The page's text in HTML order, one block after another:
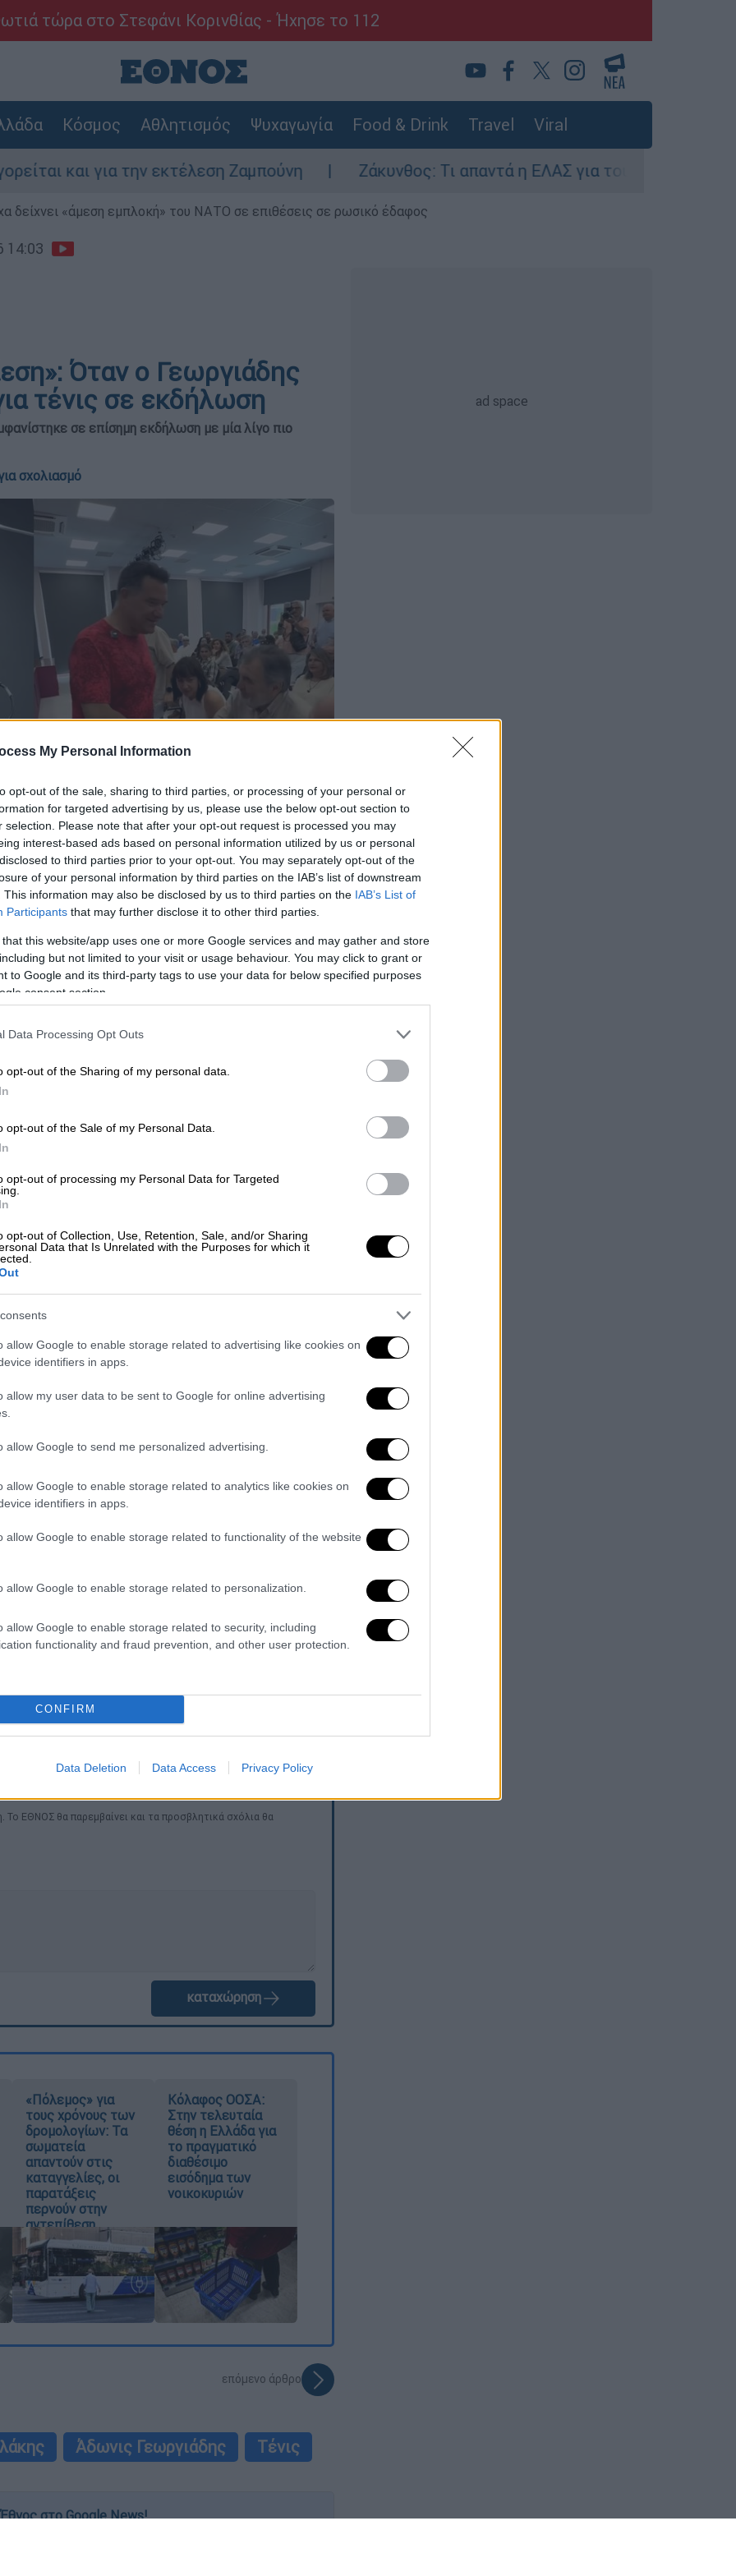
My Personal Information
opt-out of the sale, sharing to third parties, or processing of your personal or
for targeted advertising by us, please use the below opt-out section to
selection. Please note that after your opt-out request is processed you may
interest-based ads based on personal information utilized by us or personal
to third parties prior to your opt-out. You may separately opt-out of the
of your personal information by third parties on the IAB’s list of downstream
This information may also be disclosed by us to third parties on the IAB’s List of
Participants that may further disclose it to other third parties.
that this website/app uses one or more Google services and may gather and store
but not limited to your visit or usage behaviour. You may click to grant or
to Google and its third-party tags to use your data for below specified purposes
consent section.
Data Processing Opt Outs
opt-out of the Sharing of my personal data.
opt-out of the Sale of my Personal Data.
opt-out of processing my Personal Data for Targeted
opt-out of Collection, Use, Retention, Sale, and/or Sharing
Data that Is Unrelated with the Purposes for which it
allow Google to enable storage related to advertising like cookies on
identifiers in apps.
allow my user data to be sent to Google for online advertising
allow Google to send me personalized advertising.
allow Google to enable storage related to analytics like cookies on
identifiers in apps.
allow Google to enable storage related to functionality of the website
allow Google to enable storage related to personalization.
allow Google to enable storage related to security, including
functionality and fraud prevention, and other user protection.
CONFIRM
Data Deletion Data Access Privacy Policy
τώρα στο Στεφάνι Κορινθίας - Ήχησε το 112
Κόσμος Αθλητισμός Ψυχαγωγία Food & Drink Travel Viral
για την εκτέλεση Ζαμπούνη Ζάκυνθος: Τι απαντά η ΕΛΑΣ για τους 8 βιασμούς
δείχνει «άμεση εμπλοκή» του ΝΑΤΟ σε επιθέσεις σε ρωσικό έδαφος
14:03
Όταν ο Γεωργιάδης
τένις σε εκδήλωση
σε επίσημη εκδήλωση με μία λίγο πιο
σχολιασμό
το ΕΘΝΟΣ στη Google
να διαφημίζει την αγάπη του για το
αρκετά συχνά το παρών στα κορτ.
που έπαιξε τένις με τον Κασσελάκη,
λίγο πιο χαλαρή αμφίεση.
τένις,
αμφίεση. Το είχα πει ότι θα είμαι για
συγκέντρωση κατοίκων των
καταδρομέας - Τα άλματα
απηύθυνε ομιλία και φυσικά
ΕΘΝΟΣ θα παρεμβαίνει και τα προσβλητικά σχόλια θα
καταχώρηση
«Πόλεμος» για
τους χρόνους των
δρομολογίων: Τα
σωματεία
απαντούν στις
καταγγελίες, οι
παρατάξεις
περνούν στην
αντεπίθεση
Κόλαφος ΟΟΣΑ:
Στην τελευταία
θέση η Ελλάδα για
το πραγματικό
διαθέσιμο
εισόδημα των
νοικοκυριών
επόμενο άρθρο
Άδωνις Γεωργιάδης Τένις
στο Google News!